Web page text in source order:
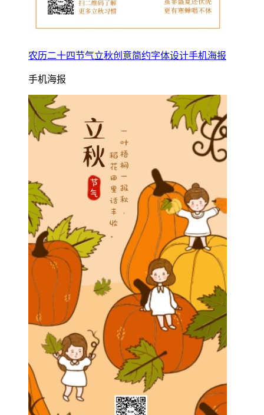
农历二十四节气立秋创意简约字体设计手机海报
手机海报